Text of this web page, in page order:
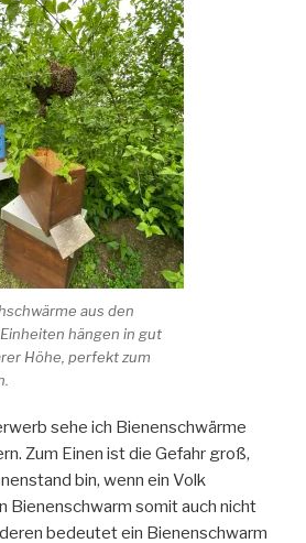
aus den
hängen in gut
Höhe, perfekt zum
sehe ich Bienenschwärme
Zum Einen ist die Gefahr groß,
bin, wenn ein Volk
Bienenschwarm somit auch nicht
bedeutet ein Bienenschwarm